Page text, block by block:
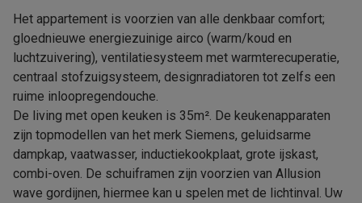
Het appartement is voorzien van alle denkbaar comfort;
gloednieuwe energiezuinige airco (warm/koud en
luchtzuivering), ventilatiesysteem met warmterecuperatie,
centraal stofzuigsysteem, designradiatoren tot zelfs een
ruime inloopregendouche.
De living met open keuken is 35m². De keukenapparaten
zijn topmodellen van het merk Siemens, geluidsarme
dampkap, vaatwasser, inductiekookplaat, grote ijskast,
combi-oven. De schuiframen zijn voorzien van Allusion
wave gordijnen, hiermee kan u spelen met de lichtinval. Uw